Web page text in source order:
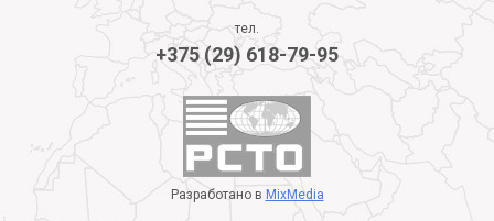
тел.
+375 (29) 618-79-95
Разработано в MixMedia